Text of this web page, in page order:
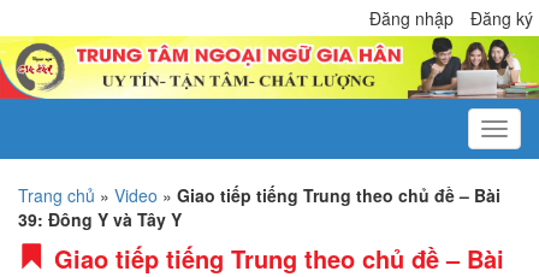
Đăng nhập Đăng ký
Trang chủ » Video » Giao tiếp tiếng Trung theo chủ đề – Bài
39: Đông Y và Tây Y
Giao tiếp tiếng Trung theo chủ đề – Bài